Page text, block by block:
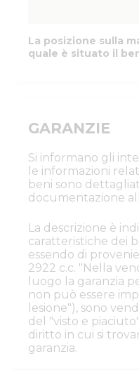
La posizione sulla
quale è situato il
GARANZIE
Si informano gli
le informazioni
beni sono
documentazione
La descrizione è
caratteristiche dei
essendo di
2922 c.c. "Nella
luogo la garanzia
non può essere
lesione"), sono
del "visto e
diritto in cui si
garanzia.